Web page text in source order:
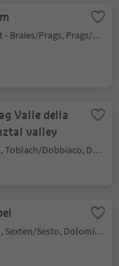
S. Vito/St. Veit - Braies/Prags, Prags/Braies, Dolomites Region 3 Zinnen
Valle della
valley
Sesto/Sexten, Toblach/Dobbiaco, Dolomites Region 3 Zinnen
Sesto/Sexten, Sexten/Sesto, Dolomites Region 3 Zinnen